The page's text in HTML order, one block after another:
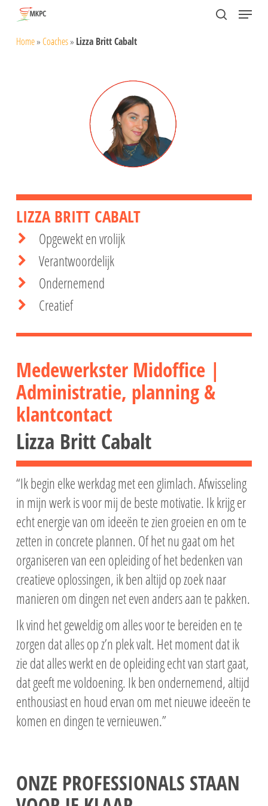
main
search
Menu
Home»Coaches» Lizza Britt Cabalt
LIZZA BRITT CABALT
Opgewekt en vrolijk
Verantwoordelijk
Ondernemend
Creatief
Medewerkster Midoffice |
Administratie, planning &
klantcontact
Lizza Britt Cabalt
“Ik begin elke werkdag met een glimlach. Afwisseling
in mijn werk is voor mij de beste motivatie. Ik krijg er
echt energie van om ideeën te zien groeien en om te
zetten in concrete plannen. Of het nu gaat om het
organiseren van een opleiding of het bedenken van
creatieve oplossingen, ik ben altijd op zoek naar
manieren om dingen net even anders aan te pakken.
Ik vind het geweldig om alles voor te bereiden en te
zorgen dat alles op z’n plek valt. Het moment dat ik
zie dat alles werkt en de opleiding echt van start gaat,
dat geeft me voldoening. Ik ben ondernemend, altijd
enthousiast en houd ervan om met nieuwe ideeën te
komen en dingen te vernieuwen.”
ONZE PROFESSIONALS STAAN